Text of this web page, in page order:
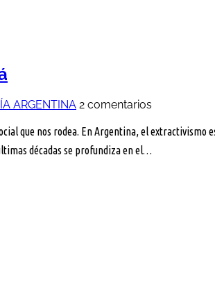
ARGENTINA 2 comentarios
que nos rodea. En Argentina, el extractivismo
décadas se profundiza en el…